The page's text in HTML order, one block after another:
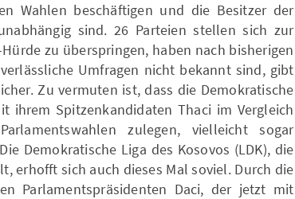
Wahlen beschäftigen und die Besitzer der
sind. 26 Parteien stellen sich zur
zu überspringen, haben nach bisherigen
Umfragen nicht bekannt sind, gibt
Zu vermuten ist, dass die Demokratische
ihrem Spitzenkandidaten Thaci im Vergleich
zulegen, vielleicht sogar
Demokratische Liga des Kosovos (LDK), die
erhofft sich auch dieses Mal soviel. Durch die
Parlamentspräsidenten Daci, der jetzt mit